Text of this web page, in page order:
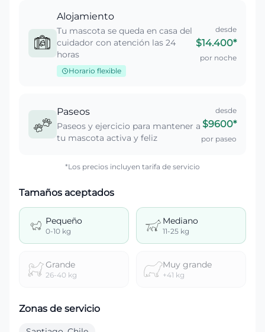
Alojamiento
Tu mascota se queda en casa del
cuidador con atención las 24
horas
Horario flexible
desde
$14.400*
por noche
Paseos
Paseos y ejercicio para mantener a
tu mascota activa y feliz
desde
$9600*
por paseo
*Los precios incluyen tarifa de servicio
Tamaños aceptados
Pequeño
0-10 kg
Mediano
11-25 kg
Grande
26-40 kg
Muy grande
+41 kg
Zonas de servicio